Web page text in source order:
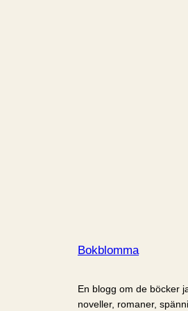
Bokblomma
En blogg om de böcker
noveller, romaner,